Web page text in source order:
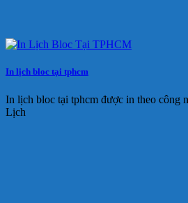
In lịch bloc tại tphcm
In lịch bloc tại tphcm được in theo công
Lịch